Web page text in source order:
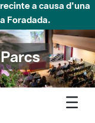
del Ter i del